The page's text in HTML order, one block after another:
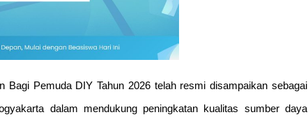
Bagi Pemuda DIY Tahun 2026 telah resmi disampaikan sebagai
dalam mendukung peningkatan kualitas sumber daya